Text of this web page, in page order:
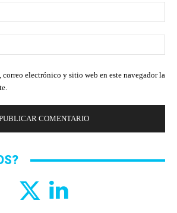
correo electrónico y sitio web en este navegador la